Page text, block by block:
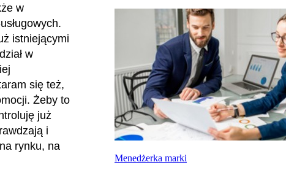
w
istniejącymi
w
się też,
Żeby to
już
i
rynku, na
Menedżerka marki